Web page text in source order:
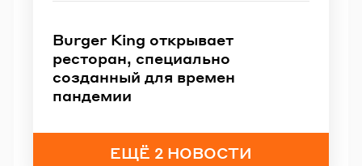
Burger King открывает
ресторан, специально
созданный для времен
пандемии
ЕЩЁ 2 НОВОСТИ